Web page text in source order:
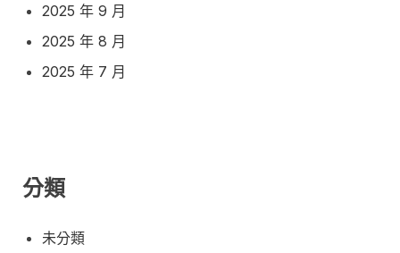
2025 年 9 月
2025 年 8 月
2025 年 7 月
分類
未分類